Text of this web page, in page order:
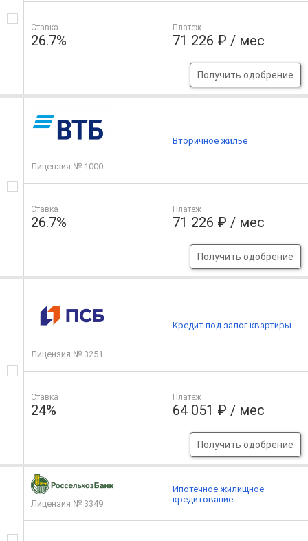
Ставка
26.7%
Платеж
71 226 ₽ / мес
Получить одобрение
Лицензия № 1000
Ставка
26.7%
Платеж
71 226 ₽ / мес
Получить одобрение
Вторичное жилье
Лицензия № 3251
Ставка
24%
Платеж
64 051 ₽ / мес
Получить одобрение
Кредит под залог квартиры
Лицензия № 3349
Ипотечное жилищное
кредитование